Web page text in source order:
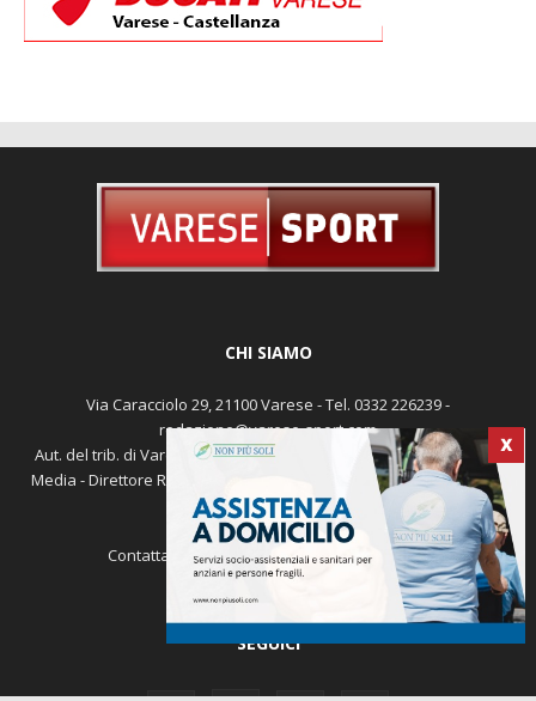
X
Via Caracciolo 29, 21100 Varese - Tel. 0332 226239 -
Aut. del trib. di Varese n. 345 del 09-02-1979 - Prodotto da Sunrise
Media - Direttore Responsabile: Michele Marocco -Cookie policy
Pubblicità
redazione@varese-sport.com
SEGUICI